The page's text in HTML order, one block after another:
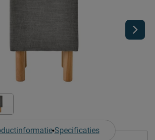
Specificaties